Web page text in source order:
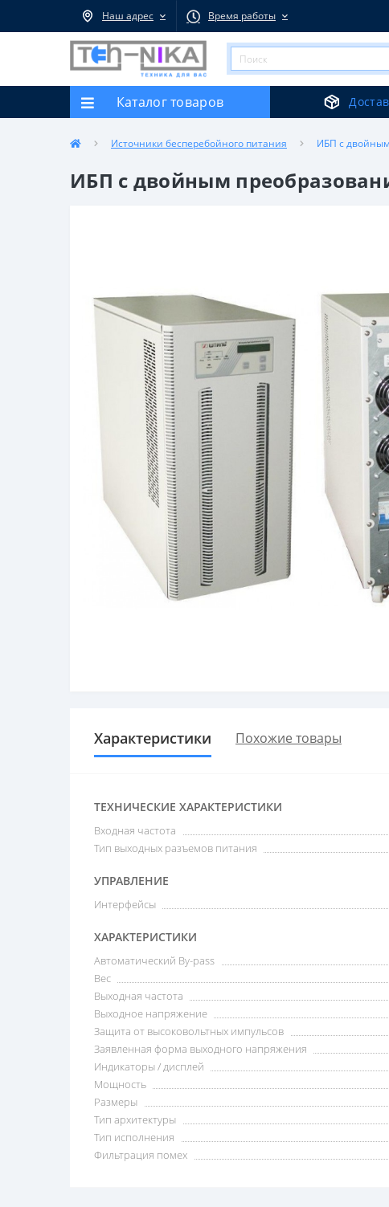
Наш адрес Время работы
Каталог товаров
Источники бесперебойного питания ИБП с
ИБП с двойным
Характеристики Похожие товары
ТЕХНИЧЕСКИЕ ХАРАКТЕРИСТИКИ
Входная частота
Тип выходных разъемов питания
УПРАВЛЕНИЕ
Интерфейсы
ХАРАКТЕРИСТИКИ
Автоматический By-pass
Вес
Выходная частота
Выходное напряжение
Защита от высоковольтных импульсов
Заявленная форма выходного напряжения
Индикаторы / дисплей
Мощность
Размеры
Тип архитектуры
Тип исполнения
Фильтрация помех